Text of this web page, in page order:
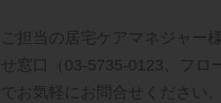
担当の居宅ケアマネジャー
窓口（03-5735-0123、フロ
お気軽にお問合せください。